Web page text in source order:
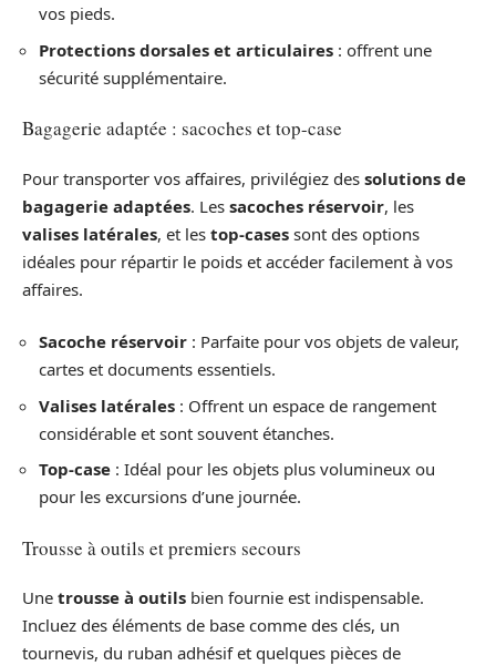
vos pieds.
Protections dorsales et articulaires : offrent une
sécurité supplémentaire.
Bagagerie adaptée : sacoches et top-case
Pour transporter vos affaires, privilégiez des solutions de
bagagerie adaptées. Les sacoches réservoir, les
valises latérales, et les top-cases sont des options
idéales pour répartir le poids et accéder facilement à vos
affaires.
Sacoche réservoir : Parfaite pour vos objets de valeur,
cartes et documents essentiels.
Valises latérales : Offrent un espace de rangement
considérable et sont souvent étanches.
Top-case : Idéal pour les objets plus volumineux ou
pour les excursions d’une journée.
Trousse à outils et premiers secours
Une trousse à outils bien fournie est indispensable.
Incluez des éléments de base comme des clés, un
tournevis, du ruban adhésif et quelques pièces de